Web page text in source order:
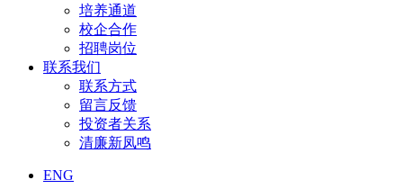
培养通道
校企合作
招聘岗位
联系我们
联系方式
留言反馈
投资者关系
清廉新凤鸣
ENG